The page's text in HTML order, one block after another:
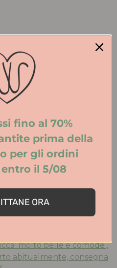
di Walter che trovo
eccezionale. Stile ed
Consigliatissimo!
velocissimo.
molto belle e comode ,
abitualmente, consegna
fino al 70%
prima della
per gli ordini
il 5/08
ORA